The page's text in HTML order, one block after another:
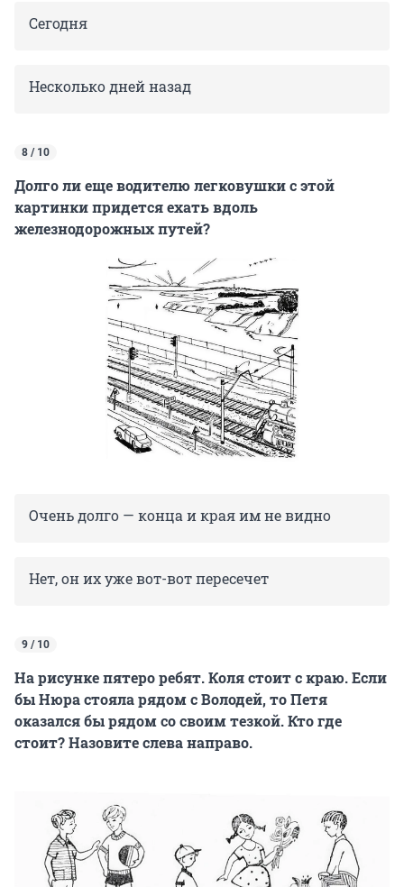
Сегодня
Несколько дней назад
8 / 10
Долго ли еще водителю легковушки с этой
картинки придется ехать вдоль
железнодорожных путей?
Очень долго — конца и края им не видно
Нет, он их уже вот-вот пересечет
9 / 10
На рисунке пятеро ребят. Коля стоит с краю. Если
бы Нюра стояла рядом с Володей, то Петя
оказался бы рядом со своим тезкой. Кто где
стоит? Назовите слева направо.